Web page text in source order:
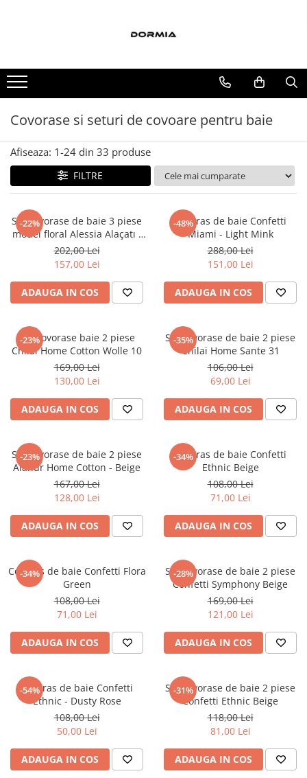
Lenjerii de pat bumbac ranforce
Lenjerii de pat bumbac satinat
Lenjerii de pat Satin Deluxe
Lenjerii de pat tesatura Jacquard
Lenjerii hoteliere
Lenjerii pat copii
Lenjerii pat dublu 6 piese
Bumbac
Policotton
Covorase si seturi de covoare
pentru baie
Covorase si seturi de covoare pentru baie
Afiseaza: 1-24 din 33 produse
FILTRE
-22%
Set covorase de baie 3 piese
model floral Alessia Alaçatı -
Brown
202,00 Lei
157,00 Lei
ADAUGA IN COS
-48%
Covoras de baie Confetti
Miami - Light Mink
288,00 Lei
151,00 Lei
ADAUGA IN COS
-23%
Set covorase baie 2 piese
Chilai Home Cotton Wolle 10
169,00 Lei
130,00 Lei
ADAUGA IN COS
-35%
Set covorase de baie 2 piese
Chilai Home Sante 31
106,00 Lei
69,00 Lei
ADAUGA IN COS
-23%
Set covorase de baie 2 piese
Alanur Home Cotton - Beige
167,00 Lei
128,00 Lei
ADAUGA IN COS
-34%
Covoras de baie Confetti
Ethnic Beige
108,00 Lei
71,00 Lei
ADAUGA IN COS
-34%
Covoras de baie Confetti Flora
Green
108,00 Lei
71,00 Lei
ADAUGA IN COS
-28%
Set covorase de baie 2 piese
Confetti Symphony Beige
169,00 Lei
121,00 Lei
ADAUGA IN COS
-54%
Covoras de baie Confetti
Ethnic - Dusty Rose
108,00 Lei
50,00 Lei
ADAUGA IN COS
-31%
Set covorase de baie 2 piese
Confetti Ethnic Beige
118,00 Lei
81,00 Lei
ADAUGA IN COS